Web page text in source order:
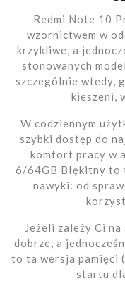
Redmi Note 10
wzornictwem w
krzykliwe, a
stonowanych
szczególnie wtedy,
kieszeni,
W codziennym
szybki dostęp do
komfort pracy w
6/64GB Błękitny to
nawyki: od
Jeżeli zależy Ci
dobrze, a
to ta wersja pamięci
startu